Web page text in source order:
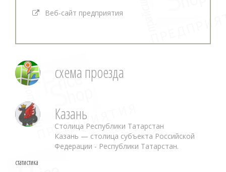
Веб-сайт предприятия
схема проезда
Казань
Столица Республики Татарстан
Казань — столица субъекта Российской
Федерации - Республики Татарстан.
статистика